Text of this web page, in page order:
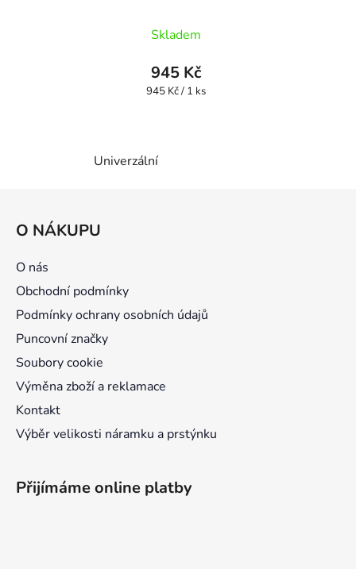
Skladem
945 Kč
Měrná
945 Kč / 1 ks
Univerzální
O NÁKUPU
O nás
Obchodní podmínky
Podmínky ochrany osobních údajů
Puncovní značky
Soubory cookie
Výměna zboží a reklamace
Kontakt
Výběr velikosti náramku a prstýnku
Přijímáme online platby